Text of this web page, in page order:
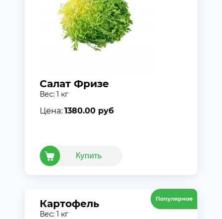
Салат Фризе
Вес: 1 кг
Цена: 1380.00 руб
Популярное
Картофель
Вес: 1 кг